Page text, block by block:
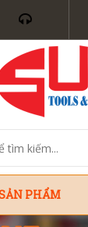
PHẨM